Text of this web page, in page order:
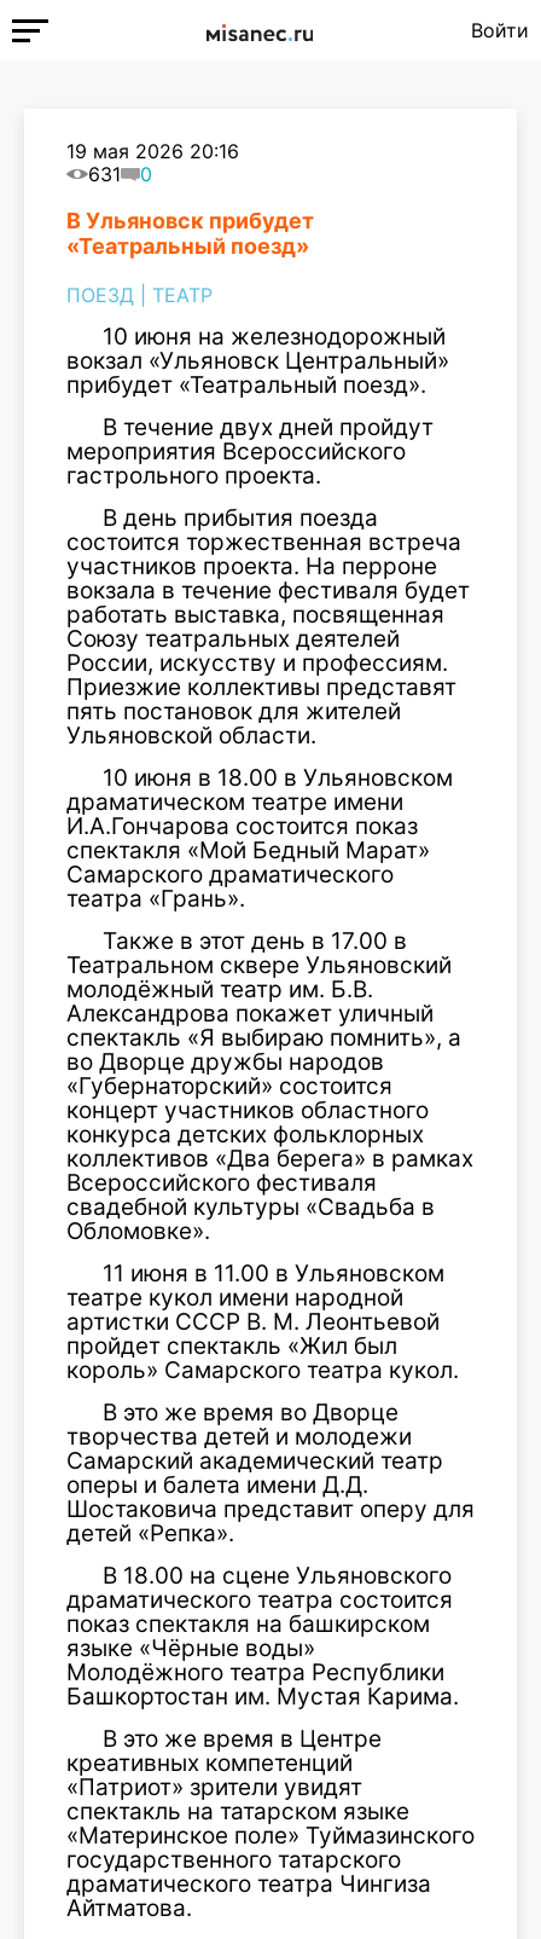
Войти
19 мая 2026 20:16
631
0
В Ульяновск прибудет
«Театральный поезд»
ПОЕЗД ТЕАТР
10 июня на железнодорожный
вокзал «Ульяновск Центральный»
прибудет «Театральный поезд».
В течение двух дней пройдут
мероприятия Всероссийского
гастрольного проекта.
В день прибытия поезда
состоится торжественная встреча
участников проекта. На перроне
вокзала в течение фестиваля будет
работать выставка, посвященная
Союзу театральных деятелей
России, искусству и профессиям.
Приезжие коллективы представят
пять постановок для жителей
Ульяновской области.
10 июня в 18.00 в Ульяновском
драматическом театре имени
И.А.Гончарова состоится показ
спектакля «Мой Бедный Марат»
Самарского драматического
театра «Грань».
Также в этот день в 17.00 в
Театральном сквере Ульяновский
молодёжный театр им. Б.В.
Александрова покажет уличный
спектакль «Я выбираю помнить», а
во Дворце дружбы народов
«Губернаторский» состоится
концерт участников областного
конкурса детских фольклорных
коллективов «Два берега» в рамках
Всероссийского фестиваля
свадебной культуры «Свадьба в
Обломовке».
11 июня в 11.00 в Ульяновском
театре кукол имени народной
артистки СССР В. М. Леонтьевой
пройдет спектакль «Жил был
король» Самарского театра кукол.
В это же время во Дворце
творчества детей и молодежи
Самарский академический театр
оперы и балета имени Д.Д.
Шостаковича представит оперу для
детей «Репка».
В 18.00 на сцене Ульяновского
драматического театра состоится
показ спектакля на башкирском
языке «Чёрные воды»
Молодёжного театра Республики
Башкортостан им. Мустая Карима.
В это же время в Центре
креативных компетенций
«Патриот» зрители увидят
спектакль на татарском языке
«Материнское поле» Туймазинского
государственного татарского
драматического театра Чингиза
Айтматова.